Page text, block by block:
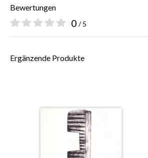
Bewertungen
0 / 5
Ergänzende Produkte